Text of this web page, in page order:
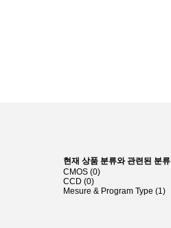
현재 상품 분류와 관련된 분류
CMOS (0)
CCD (0)
Mesure & Program Type (1)